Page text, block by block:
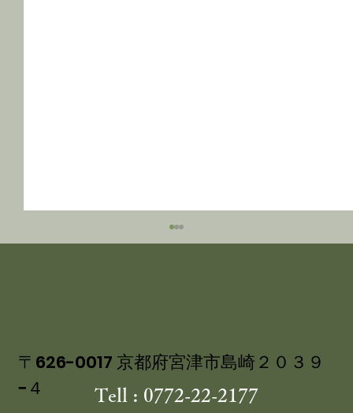
〒626-0017 京都府宮津市島崎２０３９
−４
Tell : 0772-22-2177